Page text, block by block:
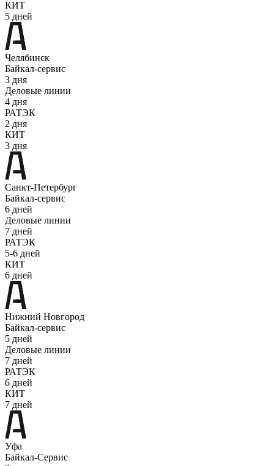
КИТ
5 дней
Челябинск
Байкал-сервис
3 дня
Деловые линии
4 дня
РАТЭК
2 дня
КИТ
3 дня
Санкт-Петербург
Байкал-сервис
6 дней
Деловые линии
7 дней
РАТЭК
5-6 дней
КИТ
6 дней
Нижний Новгород
Байкал-сервис
5 дней
Деловые линии
7 дней
РАТЭК
6 дней
КИТ
7 дней
Уфа
Байкал-Сервис